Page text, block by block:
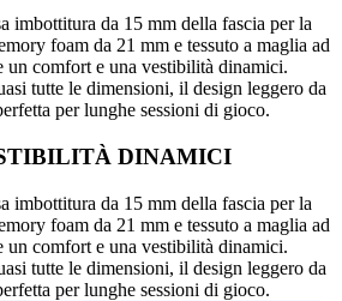
imbottitura da 15 mm della fascia per la
foam da 21 mm e tessuto a maglia ad
un comfort e una vestibilità dinamici.
tutte le dimensioni, il design leggero da
per lunghe sessioni di gioco.
DINAMICI
imbottitura da 15 mm della fascia per la
foam da 21 mm e tessuto a maglia ad
un comfort e una vestibilità dinamici.
tutte le dimensioni, il design leggero da
per lunghe sessioni di gioco.